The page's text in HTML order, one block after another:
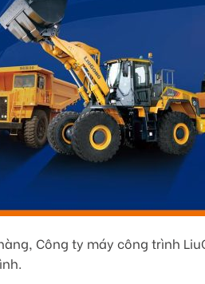
Công ty máy công trình